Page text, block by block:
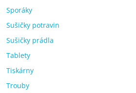
Sporáky
Sušičky potravin
Sušičky prádla
Tablety
Tiskárny
Trouby